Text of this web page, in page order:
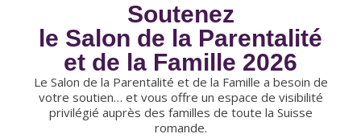
Soutenez
le Salon de la Parentalité
et de la Famille 2026
Le Salon de la Parentalité et de la Famille a besoin de
votre soutien… et vous offre un espace de visibilité
privilégié auprès des familles de toute la Suisse
romande.